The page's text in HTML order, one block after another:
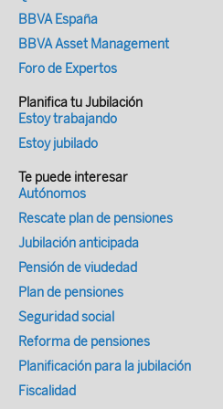
tercer lugar en el
corto plazo. El
económicos por parte
interacciones
incluye, entre otras
monetarias, controles
sanciones, ayudas y
controles comerciales.
polarización: El
tecnologías como la
(IA) y la biotecnología
oportunidades como
la polarización social y
posibilidad de uso
intensifican las
expertos encuestados
opiniones de más de
todo el mundo,
el plazo actual (en
plazo (hasta 2028) y a
2036). El Capítulo
implicaciones de estos
interconexiones, a
profundidad de temas
Hallazgos clave del
incertidumbre define la
riesgos globales en
de la Encuesta de
Globales (GRPS)
largo plazo, con un 50%
encuestados
panorama turbulento o
BBVA España
BBVA Asset Management
Foro de Expertos
Planifica tu Jubilación
Estoy trabajando
Estoy jubilado
Te puede interesar
Autónomos
Rescate plan de pensiones
Jubilación anticipada
Pensión de viudedad
Plan de pensiones
Seguridad social
Reforma de pensiones
Planificación para la jubilación
Fiscalidad